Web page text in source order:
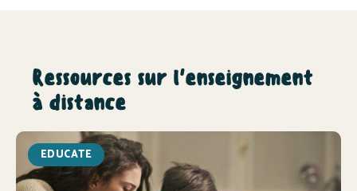
Ressources sur l'enseignement
à distance
EDUCATE